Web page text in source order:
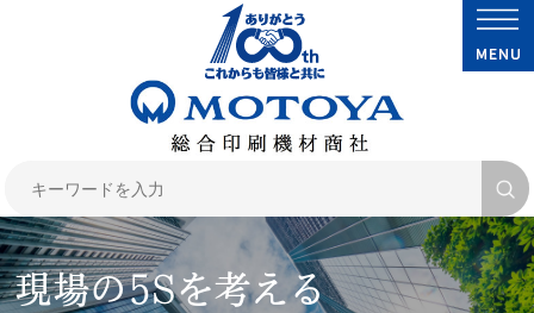
現場の5Sを考える